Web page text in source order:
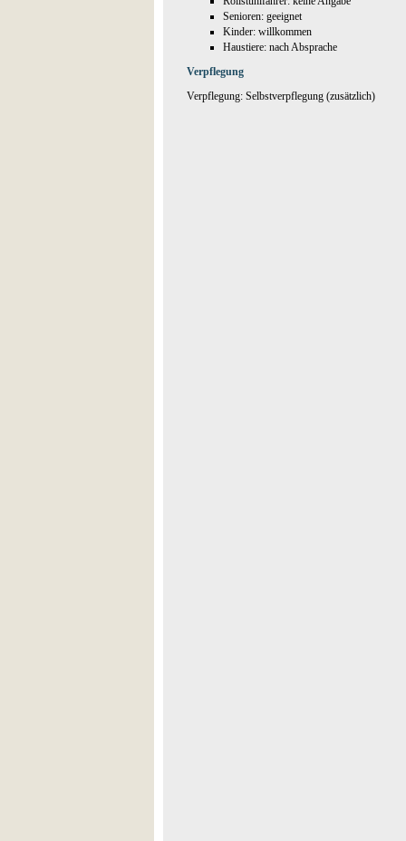
Senioren: geeignet
Kinder: willkommen
Haustiere: nach Absprache
Verpflegung
Verpflegung: Selbstverpflegung (zusätzlich)